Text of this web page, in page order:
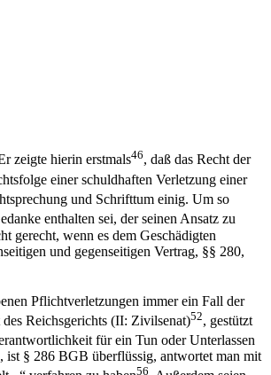
zeigte hierin erstmals46, daß das Recht der
einer schuldhaften Verletzung einer
und Schrifttum einig. Um so
enthalten sei, der seinen Ansatz zu
gerecht, wenn es dem Geschädigten
und gegenseitigen Vertrag, §§ 280,
Pflichtverletzungen immer ein Fall der
Reichsgerichts (II: Zivilsenat)52, gestützt
für ein Tun oder Unterlassen
ist § 286 BGB überflüssig, antwortet man mit
56